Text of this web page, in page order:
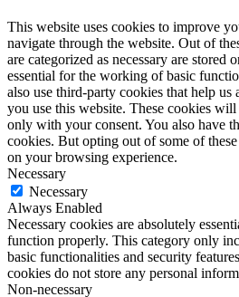
This website uses cookies to improve
navigate through the website. Out of
are categorized as necessary are stored
essential for the working of basic
also use third-party cookies that help us
you use this website. These cookies
only with your consent. You also have
cookies. But opting out of some of
on your browsing experience.
Necessary
Necessary
Always Enabled
Necessary cookies are absolutely
function properly. This category only
basic functionalities and security
cookies do not store any personal
Non-necessary